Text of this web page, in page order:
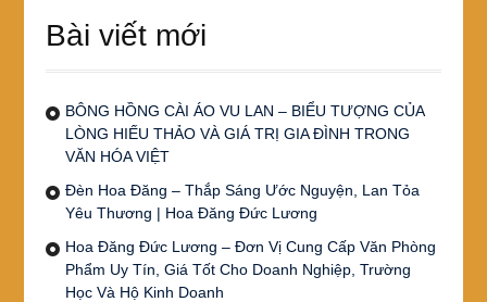
Bài viết mới
BÔNG HỒNG CÀI ÁO VU LAN – BIỂU TƯỢNG CỦA
LÒNG HIẾU THẢO VÀ GIÁ TRỊ GIA ĐÌNH TRONG
VĂN HÓA VIỆT
Đèn Hoa Đăng – Thắp Sáng Ước Nguyện, Lan Tỏa
Yêu Thương | Hoa Đăng Đức Lương
Hoa Đăng Đức Lương – Đơn Vị Cung Cấp Văn Phòng
Phẩm Uy Tín, Giá Tốt Cho Doanh Nghiệp, Trường
Học Và Hộ Kinh Doanh